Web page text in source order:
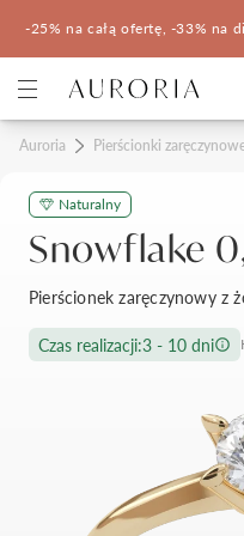
-25% na całą ofertę, -33% na
Kategorie
Pierścionki zaręczynowe
Pomocne
Salony
Salon Auroria Arkadia
Auroria Pierścionki
Naturalny
Snowflake
Pierścionek zaręczynowy z
Czas realizacji:3 - 10 dni